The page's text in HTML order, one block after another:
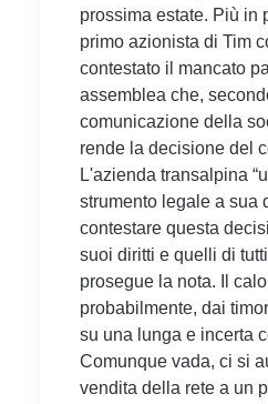
prossima estate. Più in
primo azionista di Tim
contestato il mancato
assemblea che,
comunicazione della
rende la decisione del
L'azienda transalpina
strumento legale a sua
contestare questa
suoi diritti e quelli di
prosegue la nota. Il
probabilmente, dai
su una lunga e incerta
Comunque vada, ci si
vendita della rete a un